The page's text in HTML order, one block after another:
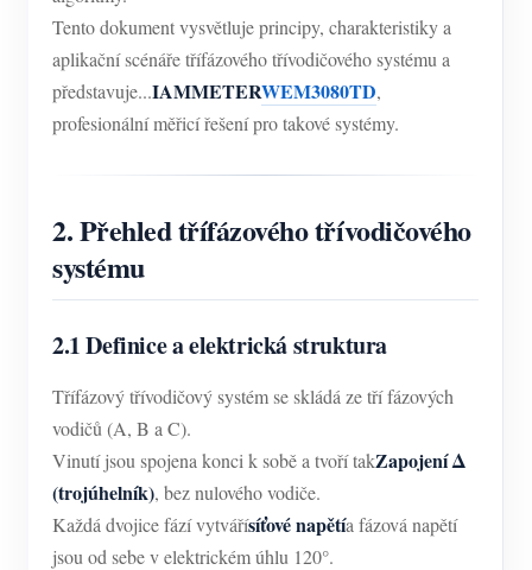
Tento dokument vysvětluje principy, charakteristiky a
aplikační scénáře třífázového třívodičového systému a
představuje...IAMMETERWEM3080TD,
profesionální měřicí řešení pro takové systémy.
2. Přehled třífázového třívodičového
systému
2.1 Definice a elektrická struktura
Třífázový třívodičový systém se skládá ze tří fázových
vodičů (A, B a C).
Vinutí jsou spojena konci k sobě a tvoří takZapojení Δ
(trojúhelník), bez nulového vodiče.
Každá dvojice fází vytvářísíťové napětía fázová napětí
jsou od sebe v elektrickém úhlu 120°.